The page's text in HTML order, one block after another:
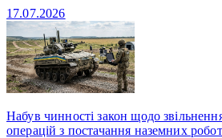
17.07.2026
Набув чинності закон щодо
операцій з постачання наземних